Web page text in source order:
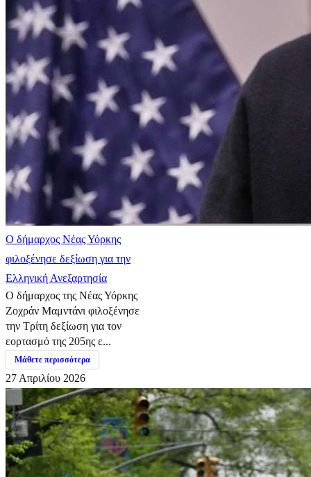
Ο δήμαρχος Νέας Υόρκης
φιλοξένησε δεξίωση για την
Ελληνική Ανεξαρτησία
Ο δήμαρχος της Νέας Υόρκης
Ζοχράν Μαμντάνι φιλοξένησε
την Τρίτη δεξίωση για τον
εορτασμό της 205ης ε...
Μάθετε περισσότερα
27 Απριλίου 2026